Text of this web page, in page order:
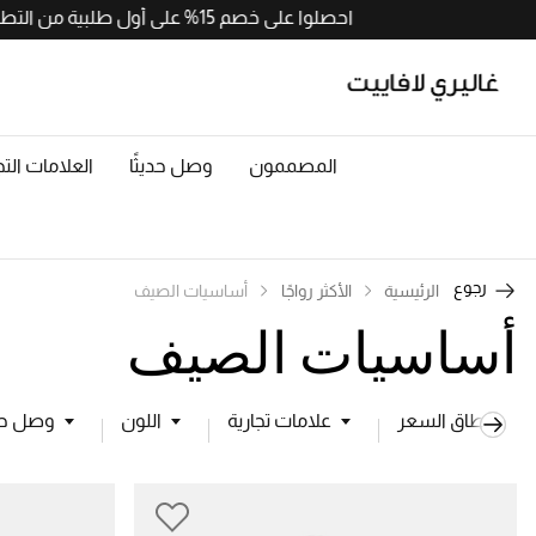
احصلوا على خصم 15% على أول طلبية من التطبيق مع رمز APP15. حملوا الآن من
المصممون وصل حديثًا العلامات
رجوع الرئيسية الأكثر رواجًا أساسيات الصيف
أساسيات الصيف
نطاق السعر علامات تجارية اللون وصل